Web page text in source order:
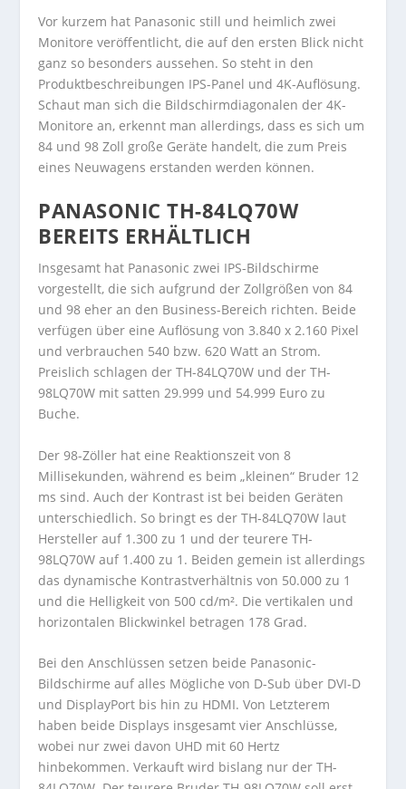
Vor kurzem hat Panasonic still und heimlich zwei
Monitore veröffentlicht, die auf den ersten Blick nicht
ganz so besonders aussehen. So steht in den
Produktbeschreibungen IPS-Panel und 4K-Auflösung.
Schaut man sich die Bildschirmdiagonalen der 4K-
Monitore an, erkennt man allerdings, dass es sich um
84 und 98 Zoll große Geräte handelt, die zum Preis
eines Neuwagens erstanden werden können.
PANASONIC TH-84LQ70W
BEREITS ERHÄLTLICH
Insgesamt hat Panasonic zwei IPS-Bildschirme
vorgestellt, die sich aufgrund der Zollgrößen von 84
und 98 eher an den Business-Bereich richten. Beide
verfügen über eine Auflösung von 3.840 x 2.160 Pixel
und verbrauchen 540 bzw. 620 Watt an Strom.
Preislich schlagen der TH-84LQ70W und der TH-
98LQ70W mit satten 29.999 und 54.999 Euro zu
Buche.
Der 98-Zöller hat eine Reaktionszeit von 8
Millisekunden, während es beim „kleinen“ Bruder 12
ms sind. Auch der Kontrast ist bei beiden Geräten
unterschiedlich. So bringt es der TH-84LQ70W laut
Hersteller auf 1.300 zu 1 und der teurere TH-
98LQ70W auf 1.400 zu 1. Beiden gemein ist allerdings
das dynamische Kontrastverhältnis von 50.000 zu 1
und die Helligkeit von 500 cd/m². Die vertikalen und
horizontalen Blickwinkel betragen 178 Grad.
Bei den Anschlüssen setzen beide Panasonic-
Bildschirme auf alles Mögliche von D-Sub über DVI-D
und DisplayPort bis hin zu HDMI. Von Letzterem
haben beide Displays insgesamt vier Anschlüsse,
wobei nur zwei davon UHD mit 60 Hertz
hinbekommen. Verkauft wird bislang nur der TH-